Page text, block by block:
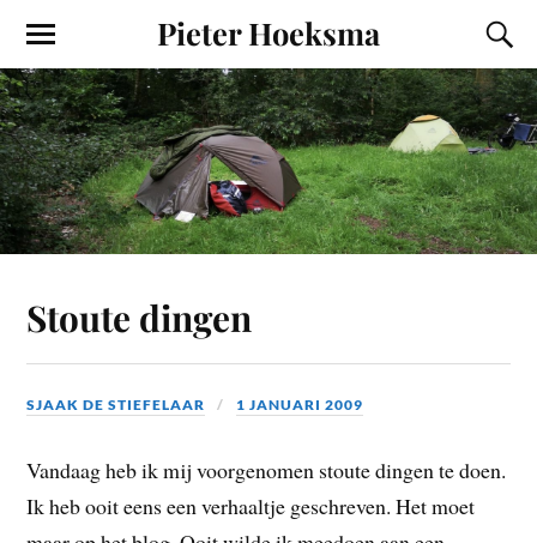
Pieter Hoeksma
Stoute dingen
SJAAK DE STIEFELAAR 1 JANUARI 2009
Vandaag heb ik mij voorgenomen stoute dingen te doen.
Ik heb ooit eens een verhaaltje geschreven. Het moet